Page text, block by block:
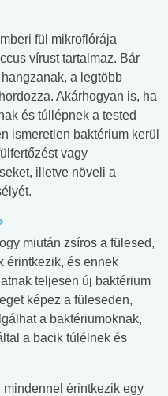
fül mikroflórája
vírust tartalmaz. Bár
a legtöbb
Akárhogyan is, ha
és túllépnek a tested
ismeretlen baktérium kerül
vagy
illetve növeli a
miután zsíros a fülesed,
érintkezik, és ennek
teljesen új baktérium
képez a füleseden,
a baktériumoknak,
a bacik túlélnek és
érintkezik egy